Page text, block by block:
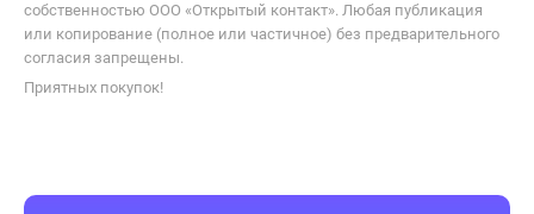
собственностью ООО «Открытый контакт». Любая публикация
или копирование (полное или частичное) без предварительного
согласия запрещены.
Приятных покупок!